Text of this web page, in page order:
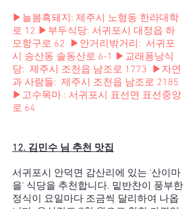
▶늘봄흑돼지: 제주시 노형동 한라대학
로 12 ▶부두식당: 서귀포시 대정읍 하
모항구로 62 ▶안거리밖거리: 서귀포
시 송산동 솔동산로 6-1 ▶교래퐁낭식
당: 제주시 조천읍 남조로 1773 ▶자연
과 사람들: 제주시 조천읍 남조로 2185
▶고수목마 : 서귀포시 표선면 표선중앙
로 64
12. 김민수 님 추천 맛집
서귀포시 안덕면 감산리에 있는 ‘산이마
을’ 식당을 추천합니다. 밑반찬이 풍부한
정식이 요일마다 조금씩 달리하여 나옵